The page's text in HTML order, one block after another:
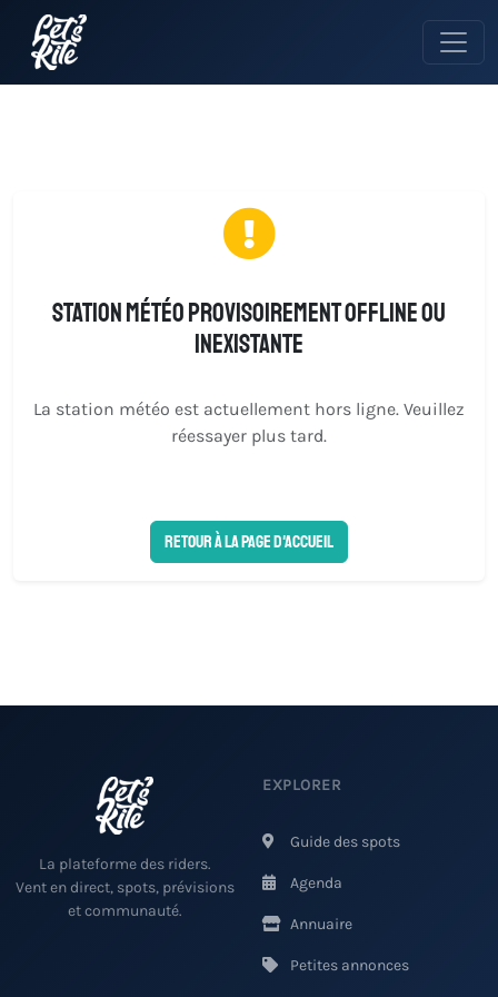
Station météo provisoirement offline ou
inexistante
La station météo est actuellement hors ligne. Veuillez
réessayer plus tard.
Retour à la page d'accueil
La plateforme des riders.
Vent en direct, spots, prévisions
et communauté.
EXPLORER
Guide des spots
Agenda
Annuaire
Petites annonces